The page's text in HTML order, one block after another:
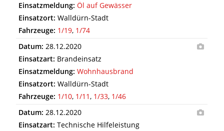
Einsatzmeldung: Öl auf Gewässer
Einsatzort: Walldürn-Stadt
Fahrzeuge: 1/19, 1/74
Datum: 28.12.2020
Einsatzart: Brandeinsatz
Einsatzmeldung: Wohnhausbrand
Einsatzort: Walldürn-Stadt
Fahrzeuge: 1/10, 1/11, 1/33, 1/46
Datum: 28.12.2020
Einsatzart: Technische Hilfeleistung